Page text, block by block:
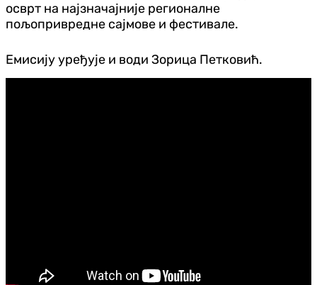
осврт на најзначајније регионалне
пољопривредне сајмове и фестивале.
Емисију уређује и води Зорица Петковић.